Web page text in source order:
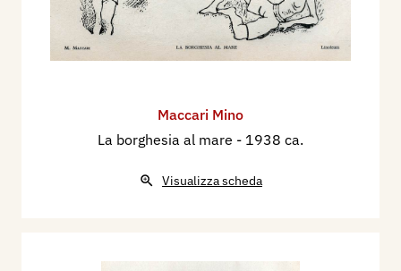
Maccari Mino
La borghesia al mare - 1938 ca.
Visualizza scheda